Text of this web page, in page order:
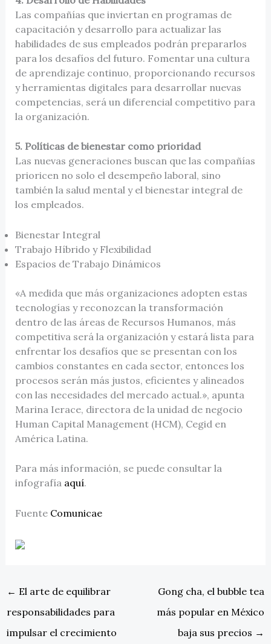
Las compañías que inviertan en programas de
capacitación y desarrollo para actualizar las
habilidades de sus empleados podrán prepararlos
para los desafíos del futuro. Fomentar una cultura
de aprendizaje continuo, proporcionando recursos
y herramientas digitales para desarrollar nuevas
competencias, será un diferencial competitivo para
la organización.
5. Políticas de bienestar como prioridad
Las nuevas generaciones buscan que las compañías
prioricen no solo el desempeño laboral, sino
también la salud mental y el bienestar integral de
los empleados.
Bienestar Integral
Trabajo Híbrido y Flexibilidad
Espacios de Trabajo Dinámicos
«A medida que más organizaciones adopten estas
tecnologías y reconozcan la transformación
dentro de las áreas de Recursos Humanos, más
competitiva será la organización y estará lista para
enfrentar los desafíos que se presentan con los
cambios constantes en cada sector, entonces los
procesos serán más justos, eficientes y alineados
con las necesidades del mercado actual.», apunta
Marina Ierace, directora de la unidad de negocio
Human Capital Management (HCM), Cegid en
América Latina.
Para más información, se puede consultar la
infografía aquí.
Fuente Comunicae
← El arte de equilibrar
responsabilidades para
impulsar el crecimiento
Gong cha, el bubble tea
más popular en México
baja sus precios →